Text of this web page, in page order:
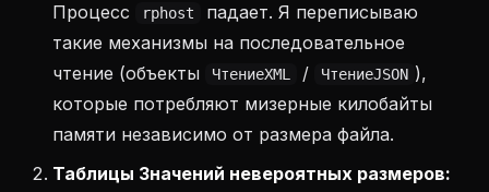
Процесс
rphost
падает. Я переписываю
такие механизмы на последовательное
чтение (объекты
ЧтениеXML / ЧтениеJSON ),
которые потребляют мизерные килобайты
памяти независимо от размера файла.
Таблицы Значений невероятных размеров: